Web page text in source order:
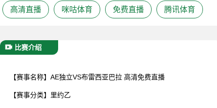
高清直播 咪咕体育 免费直播 腾讯体育
比赛介绍
【赛事名称】 AE独立VS布雷西亚巴拉 高清免费直播
【赛事分类】 里约乙